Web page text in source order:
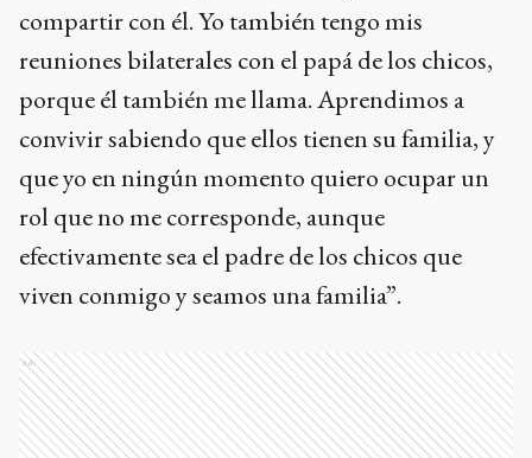
compartir con él. Yo también tengo mis
reuniones bilaterales con el papá de los chicos,
porque él también me llama. Aprendimos a
convivir sabiendo que ellos tienen su familia, y
que yo en ningún momento quiero ocupar un
rol que no me corresponde, aunque
efectivamente sea el padre de los chicos que
viven conmigo y seamos una familia”.
Ads